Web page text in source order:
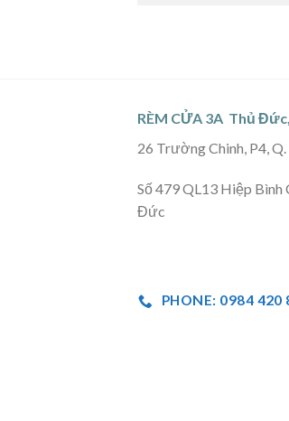
RÈM CỬA 3A Thủ
26 Trường Chinh, P4, Q.
Số 479 QL13 Hiệp Bình
Đức
PHONE: 0984 420